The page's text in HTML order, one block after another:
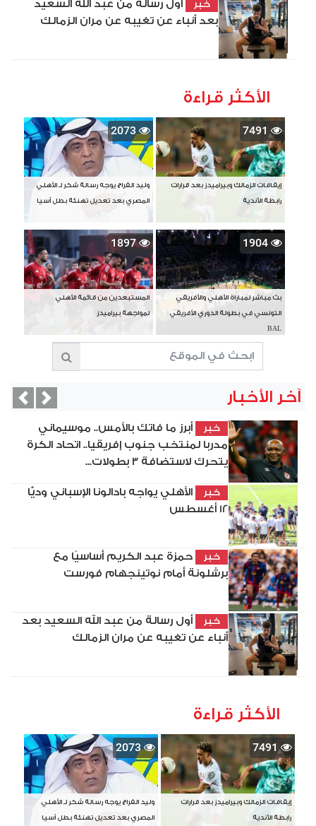
خبر
أول رسالة من عبد الله السعيد
بعد أنباء عن تغيبه عن مران الزمالك
الأكثر قراءة
7491
إيقافات الزمالك وبيراميدز بعد قرارات
رابطة الأندية
2073
وليد الفراج يوجه رسالة شكر لـ الأهلي
المصري بعد تعديل تهنئة بطل آسيا
1904
بث مباشر لمباراة الأهلي والأفريقي
التونسي في بطولة الدوري الأفريقي
BAL
1897
المستبعدين من قائمة الأهلي
لمواجهة بيراميدز
آخر الأخبار
خبر
أبرز ما فاتك بالأمس.. موسيماني
مدربا لمنتخب جنوب إفريقيا.. اتحاد الكرة
يتحرك لاستضافة 3 بطولات...
خبر
الأهلي يواجه بادالونا الإسباني وديًّا
12 أغسطس
خبر
حمزة عبد الكريم أساسيًا مع
برشلونة أمام نوتينجهام فورست
خبر
أول رسالة من عبد الله السعيد بعد
أنباء عن تغيبه عن مران الزمالك
Next
الأكثر قراءة
7491
إيقافات الزمالك وبيراميدز بعد قرارات
رابطة الأندية
2073
وليد الفراج يوجه رسالة شكر لـ الأهلي
المصري بعد تعديل تهنئة بطل آسيا